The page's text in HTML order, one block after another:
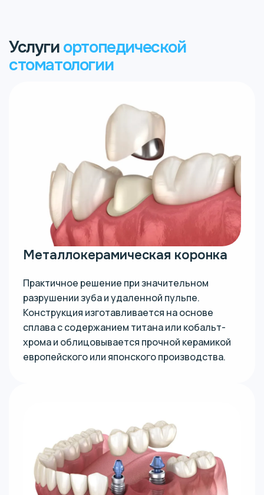
Услугиортопедической
стоматологии
Металлокерамическая коронка
Практичное решение при значительном
разрушении зуба и удаленной пульпе.
Конструкция изготавливается на основе
сплава с содержанием титана или кобальт-
хрома и облицовывается прочной керамикой
европейского или японского производства.